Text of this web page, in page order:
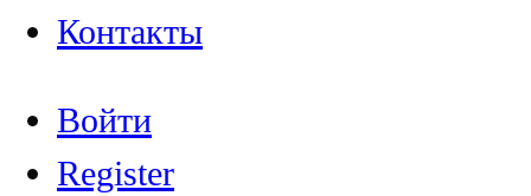
Контакты
Войти
Register